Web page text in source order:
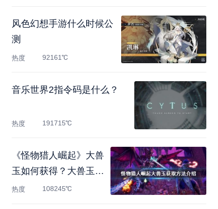
风色幻想手游什么时候公
测
热度 92161℃
音乐世界2指令码是什么？
热度 191715℃
《怪物猎人崛起》大兽
玉如何获得？大兽玉获
取
热度 108245℃